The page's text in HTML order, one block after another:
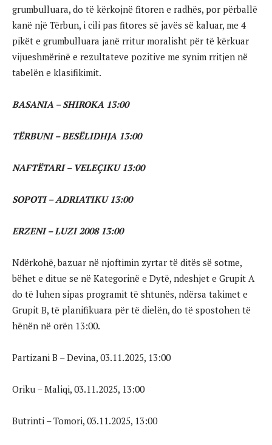
grumbulluara, do të kërkojnë fitoren e radhës, por përballë
kanë një Tërbun, i cili pas fitores së javës së kaluar, me 4
pikët e grumbulluara janë rritur moralisht për të kërkuar
vijueshmërinë e rezultateve pozitive me synim rritjen në
tabelën e klasifikimit.
BASANIA – SHIROKA 13:00
TËRBUNI – BESËLIDHJA 13:00
NAFTËTARI – VELEÇIKU 13:00
SOPOTI – ADRIATIKU 13:00
ERZENI – LUZI 2008 13:00
Ndërkohë, bazuar në njoftimin zyrtar të ditës së sotme,
bëhet e ditue se në Kategorinë e Dytë, ndeshjet e Grupit A
do të luhen sipas programit të shtunës, ndërsa takimet e
Grupit B, të planifikuara për të dielën, do të spostohen të
hënën në orën 13:00.
Partizani B – Devina, 03.11.2025, 13:00
Oriku – Maliqi, 03.11.2025, 13:00
Butrinti – Tomori, 03.11.2025, 13:00